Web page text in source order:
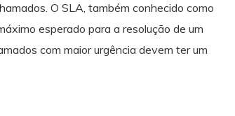
O SLA, também conhecido como
esperado para a resolução de um
com maior urgência devem ter um